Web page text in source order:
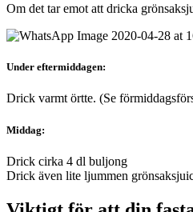
Om det tar emot att dricka
Under eftermiddagen:
Drick varmt örtte. (Se
Middag:
Drick cirka 4 dl buljong
Drick även lite ljummen